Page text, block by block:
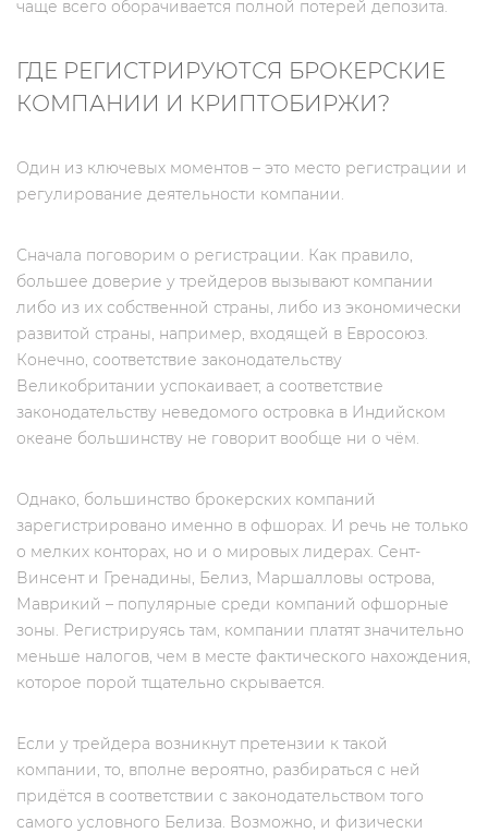
чаще всего оборачивается полной потерей депозита.
ГДЕ РЕГИСТРИРУЮТСЯ БРОКЕРСКИЕ
КОМПАНИИ И КРИПТОБИРЖИ?
Один из ключевых моментов – это место регистрации и
регулирование деятельности компании.
Сначала поговорим о регистрации. Как правило,
большее доверие у трейдеров вызывают компании
либо из их собственной страны, либо из экономически
развитой страны, например, входящей в Евросоюз.
Конечно, соответствие законодательству
Великобритании успокаивает, а соответствие
законодательству неведомого островка в Индийском
океане большинству не говорит вообще ни о чём.
Однако, большинство брокерских компаний
зарегистрировано именно в офшорах. И речь не только
о мелких конторах, но и о мировых лидерах. Сент-
Винсент и Гренадины, Белиз, Маршалловы острова,
Маврикий – популярные среди компаний офшорные
зоны. Регистрируясь там, компании платят значительно
меньше налогов, чем в месте фактического нахождения,
которое порой тщательно скрывается.
Если у трейдера возникнут претензии к такой
компании, то, вполне вероятно, разбираться с ней
придётся в соответствии с законодательством того
самого условного Белиза. Возможно, и физически